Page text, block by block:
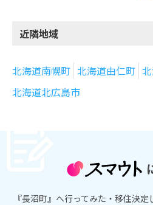
近隣地域
北海道南幌町 北海道由仁町
北海道北広島市
『長沼町』へ行ってみた・移住決